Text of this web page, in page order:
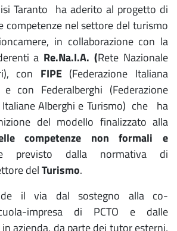
Taranto ha aderito al progetto di
competenze nel settore del turismo
in collaborazione con la
a Re.Na.I.A. (Rete Nazionale
con FIPE (Federazione Italiana
e con Federalberghi (Federazione
Italiane Alberghi e Turismo) che ha
del modello finalizzato alla
competenze non formali e
previsto dalla normativa di
delTurismo.
il via dal sostegno alla co-
impresa di PCTO e dalle
azienda, da parte dei tutor esterni,